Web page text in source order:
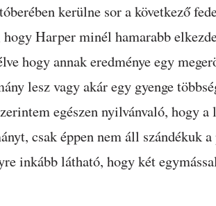
kerülne sor a következő
Harper minél hamarabb
hogy annak eredménye egy
lesz vagy akár egy gyenge
egészen nyilvánvaló, hogy
csak éppen nem áll szándékuk
inkább látható, hogy két